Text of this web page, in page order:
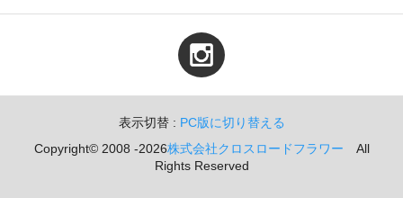
表示切替 : PC版に切り替える
Copyright© 2008 -2026株式会社クロスロードフラワー All
Rights Reserved